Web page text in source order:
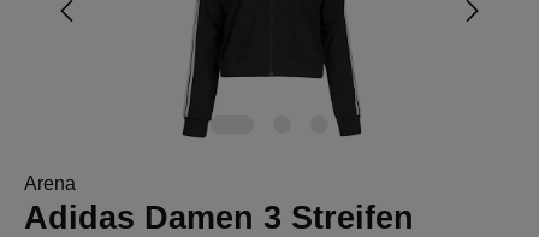
Arena
Adidas Damen 3 Streifen